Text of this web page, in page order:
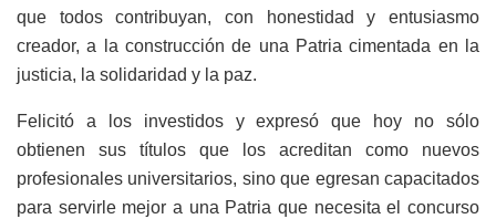
que todos contribuyan, con honestidad y entusiasmo
creador, a la construcción de una Patria cimentada en la
justicia, la solidaridad y la paz.
Felicitó a los investidos y expresó que hoy no sólo
obtienen sus títulos que los acreditan como nuevos
profesionales universitarios, sino que egresan capacitados
para servirle mejor a una Patria que necesita el concurso